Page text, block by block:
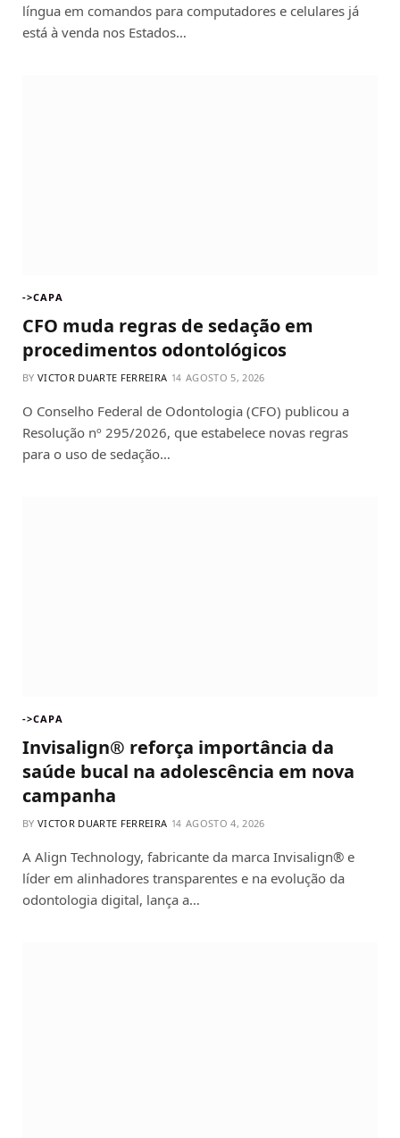
língua em comandos para computadores e celulares já
está à venda nos Estados…
->CAPA
CFO muda regras de sedação em
procedimentos odontológicos
BY VICTOR DUARTE FERREIRA AGOSTO 5, 2026
O Conselho Federal de Odontologia (CFO) publicou a
Resolução nº 295/2026, que estabelece novas regras
para o uso de sedação…
->CAPA
Invisalign® reforça importância da
saúde bucal na adolescência em nova
campanha
BY VICTOR DUARTE FERREIRA AGOSTO 4, 2026
A Align Technology, fabricante da marca Invisalign® e
líder em alinhadores transparentes e na evolução da
odontologia digital, lança a…